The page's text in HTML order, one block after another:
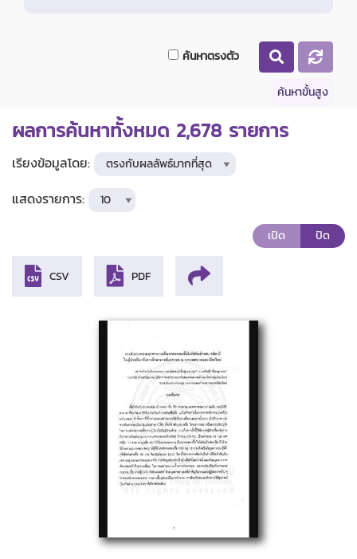
ค้นหาตรงตัว
ค้นหาขั้นสูง
ผลการค้นหาทั้งหมด 2,678 รายการ
เรียงข้อมูลโดย:
แสดงรายการ:
เปิด ปิด
CSV PDF